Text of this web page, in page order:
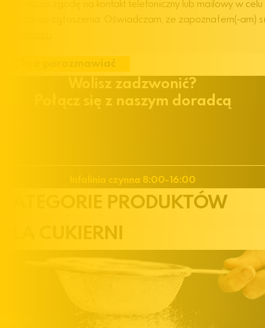
Wyrażam zgodę na kontakt telefoniczny lub mailowy w celu
niniejszego zgłoszenia. Oświadczam, że zapoznałem(-am)
Chcę porozmawiać
Wolisz zadzwonić?
Połącz się z naszym doradcą
Infolinia czynna 8:00-16:00
KATEGORIE PRODUKTÓW
CUKIERNI